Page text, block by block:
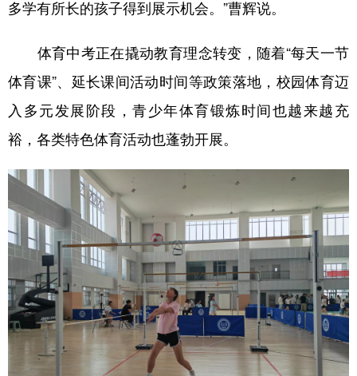
多学有所长的孩子得到展示机会。”曹辉说。
体育中考正在撬动教育理念转变，随着“每天一节
体育课”、延长课间活动时间等政策落地，校园体育迈
入多元发展阶段，青少年体育锻炼时间也越来越充
裕，各类特色体育活动也蓬勃开展。